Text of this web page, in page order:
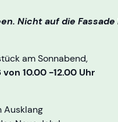
Nicht auf die
am Sonnabend,
von 10.00 -12.00 Uhr
Ausklang